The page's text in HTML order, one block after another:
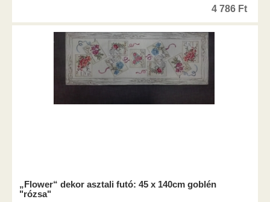
4 786 Ft
„Flower“ dekor asztali futó: 45 x 140cm goblén
"rózsa"